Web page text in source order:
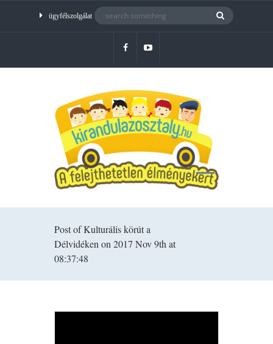
ügyfélszolgálat
Post of Kulturális körút a
Délvidéken on 2017 Nov 9th at
08:37:48